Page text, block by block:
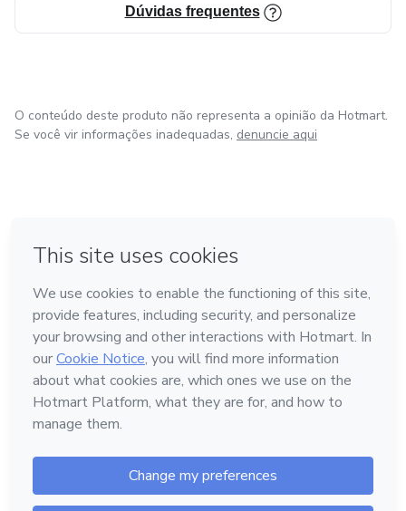
Dúvidas frequentes
O conteúdo deste produto não representa a opinião da Hotmart.
Se você vir informações inadequadas, denuncie aqui
Feito com ❤
em Belo Horizonte
na Cidade do México
em Bogotá
Conheça a Hotmart
Idioma